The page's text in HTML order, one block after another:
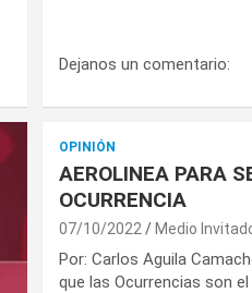
Dejanos un comentario:
OPINIÓN
AEROLINEA PARA
OCURRENCIA
07/10/2022 Medio
Por: Carlos Aguila
que las Ocurrencias son